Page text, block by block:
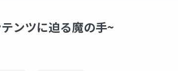
ンツに迫る魔の手~